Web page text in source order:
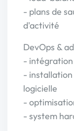
- plans de
d'activité
DevOps &
-
-
logicielle
-
- system